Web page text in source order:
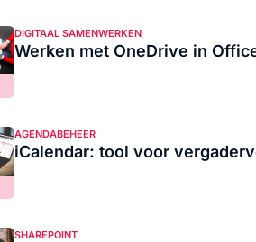
DIGITAAL SAMENWERKEN
Werken met OneDrive in
AGENDABEHEER
iCalendar: tool voor
SHAREPOINT